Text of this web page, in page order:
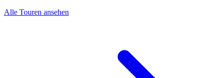
Alle Touren ansehen